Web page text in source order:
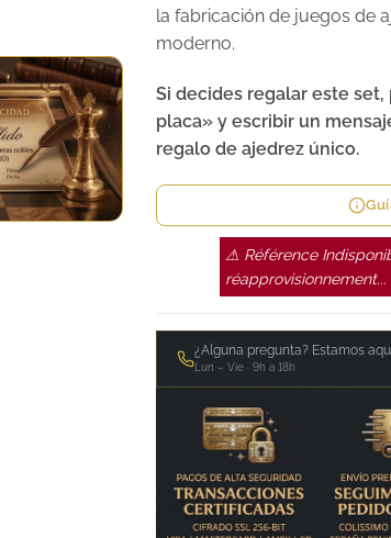
la fabricación de juegos de
moderno.
Si decides regalar este
placa» y escribir un
regalo de ajedrez único.
⚠ Référence
réapprovisionnement...
¿Alguna pregunta? Estamos
Lun – Vie · 9h a 18h